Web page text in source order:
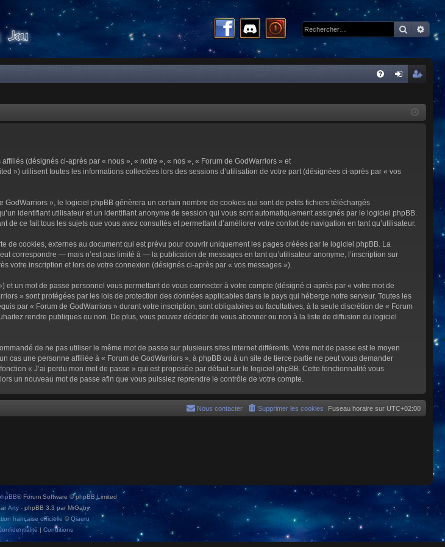
cri
(désignés ci-après par « nous », « notre », « nos », « Forum de GodWarriors » et
») utilisent toutes les informations collectées lors des sessions d’utilisation de votre part (désignées ci-après par « vos
», le logiciel phpBB génèrera un certain nombre de cookies qui sont de petits fichiers téléchargés
identifiant utilisateur et un identifiant anonyme de session qui vous sont automatiquement assignés par le logiciel phpBB.
ce fait tous les sujets que vous avez consultés et permettant d’améliorer votre confort de navigation en tant qu’utilisateur.
cookies, externes au document qui est prévu pour couvrir uniquement les pages créées par le logiciel phpBB. La
correspondre — mais n’est pas limité à — la publication de messages en tant qu’utilisateur anonyme, l’inscription sur
votre inscription et lors de votre connexion (désignés ci-après par « vos messages »).
un mot de passe personnel vous permettant de vous connecter à votre compte (désigné ci-après par « votre mot de
» sont protégées par les lois de protection des données applicables dans le pays qui héberge notre serveur. Toutes les
par « Forum de GodWarriors » durant votre inscription, sont obligatoires ou facultatives, à la seule discrétion de « Forum
rendre publiques ou non. De plus, vous pouvez décider de vous abonner ou non à la liste de diffusion du logiciel
de ne pas utiliser le même mot de passe sur plusieurs sites internet différents. Votre mot de passe est le moyen
cas une personne affiliée à « Forum de GodWarriors », à phpBB ou à un site de tierce partie ne peut vous demander
« J’ai perdu mon mot de passe » qui est proposée par défaut sur le logiciel phpBB. Cette fonctionnalité vous
un nouveau mot de passe afin que vous puissiez reprendre le contrôle de votre compte.
Fuseau horaire sur UTC+02:00
Supprimer les cookies
Nous contacter
® Forum Software © phpBB Limited
Arty - phpBB 3.3 par MrGaby
française officielle ©Qiaeru
| Conditions